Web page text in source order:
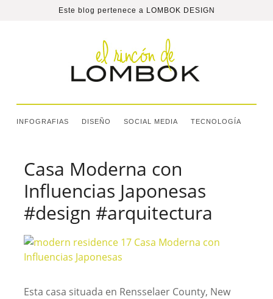
Este blog pertenece a LOMBOK DESIGN
INFOGRAFIAS DISEÑO SOCIAL MEDIA TECNOLOGÍA
Casa Moderna con
Influencias Japonesas
#design #arquitectura
Esta casa situada en Rensselaer County, New